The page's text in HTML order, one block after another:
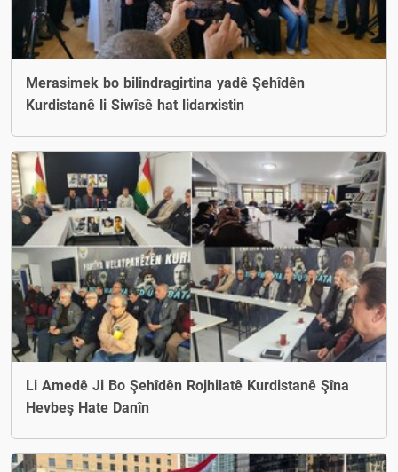
Merasimek bo bilindragirtina yadê Şehîdên
Kurdistanê li Siwîsê hat lidarxistin
Li Amedê Ji Bo Şehîdên Rojhilatê Kurdistanê Şîna
Hevbeş Hate Danîn